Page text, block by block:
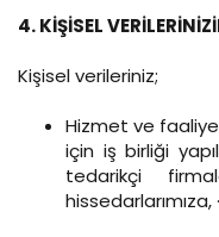
4. KİŞİSEL
Kişisel verileriniz;
Hizmet ve
için iş birliği
tedarikçi
hissedarlarımıza, ·